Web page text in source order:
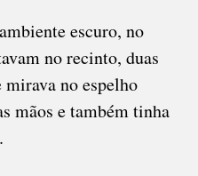
escuro, no
no recinto, duas
mirava no espelho
mãos e também tinha